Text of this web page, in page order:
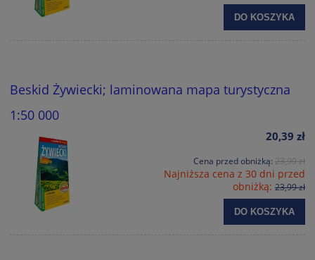
DO KOSZYKA
Beskid Żywiecki; laminowana mapa turystyczna
1:50 000
20,39 zł
Cena przed obniżką: 23,99 zł
Najniższa cena z 30 dni przed
obniżką: 23,99 zł
DO KOSZYKA